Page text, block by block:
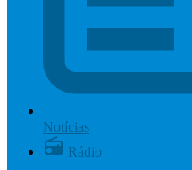
Notícias
Rádio